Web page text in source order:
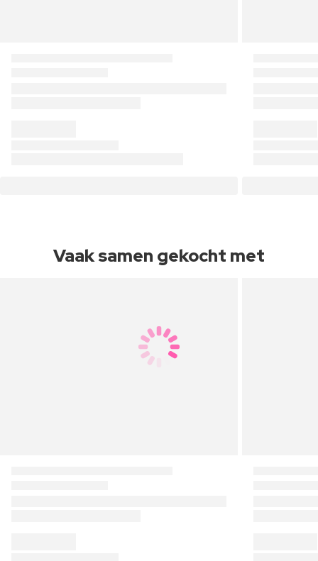
Vaak samen gekocht met